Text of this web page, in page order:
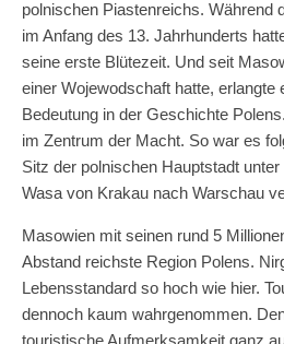
polnischen Piastenreichs. Während
im Anfang des 13. Jahrhunderts
seine erste Blütezeit. Und seit
einer Wojewodschaft hatte, erlangte
Bedeutung in der Geschichte
im Zentrum der Macht. So war es
Sitz der polnischen Hauptstadt
Wasa von Krakau nach Warschau
Masowien mit seinen rund 5
Abstand reichste Region Polens.
Lebensstandard so hoch wie hier.
dennoch kaum wahrgenommen.
touristische Aufmerksamkeit ganz